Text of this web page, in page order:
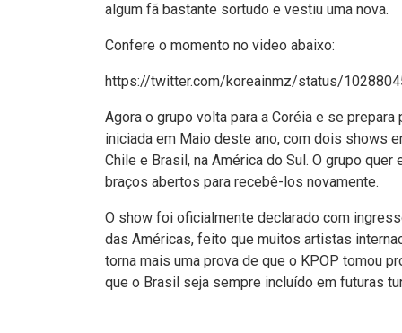
algum fã bastante sortudo e vestiu uma nova.
Confere o momento no video abaixo:
https://twitter.com/koreainmz/status/
Agora o grupo volta para a Coréia e se
iniciada em Maio deste ano, com dois shows
Chile e Brasil, na América do Sul. O grupo
braços abertos para recebê-los novamente.
O show foi oficialmente declarado com
das Américas, feito que muitos artistas
torna mais uma prova de que o KPOP tomou
que o Brasil seja sempre incluído em futuras